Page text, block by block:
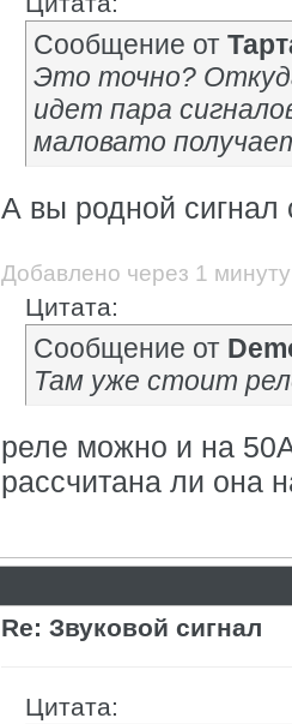
Сообщение от
Это точно?
идет пара
маловато
А вы родной сигнал
Добавлено через 1 минуту
Цитата:
Сообщение от
Там уже стоит
реле можно и на
рассчитана ли она
Re: Звуковой сигнал
Цитата: